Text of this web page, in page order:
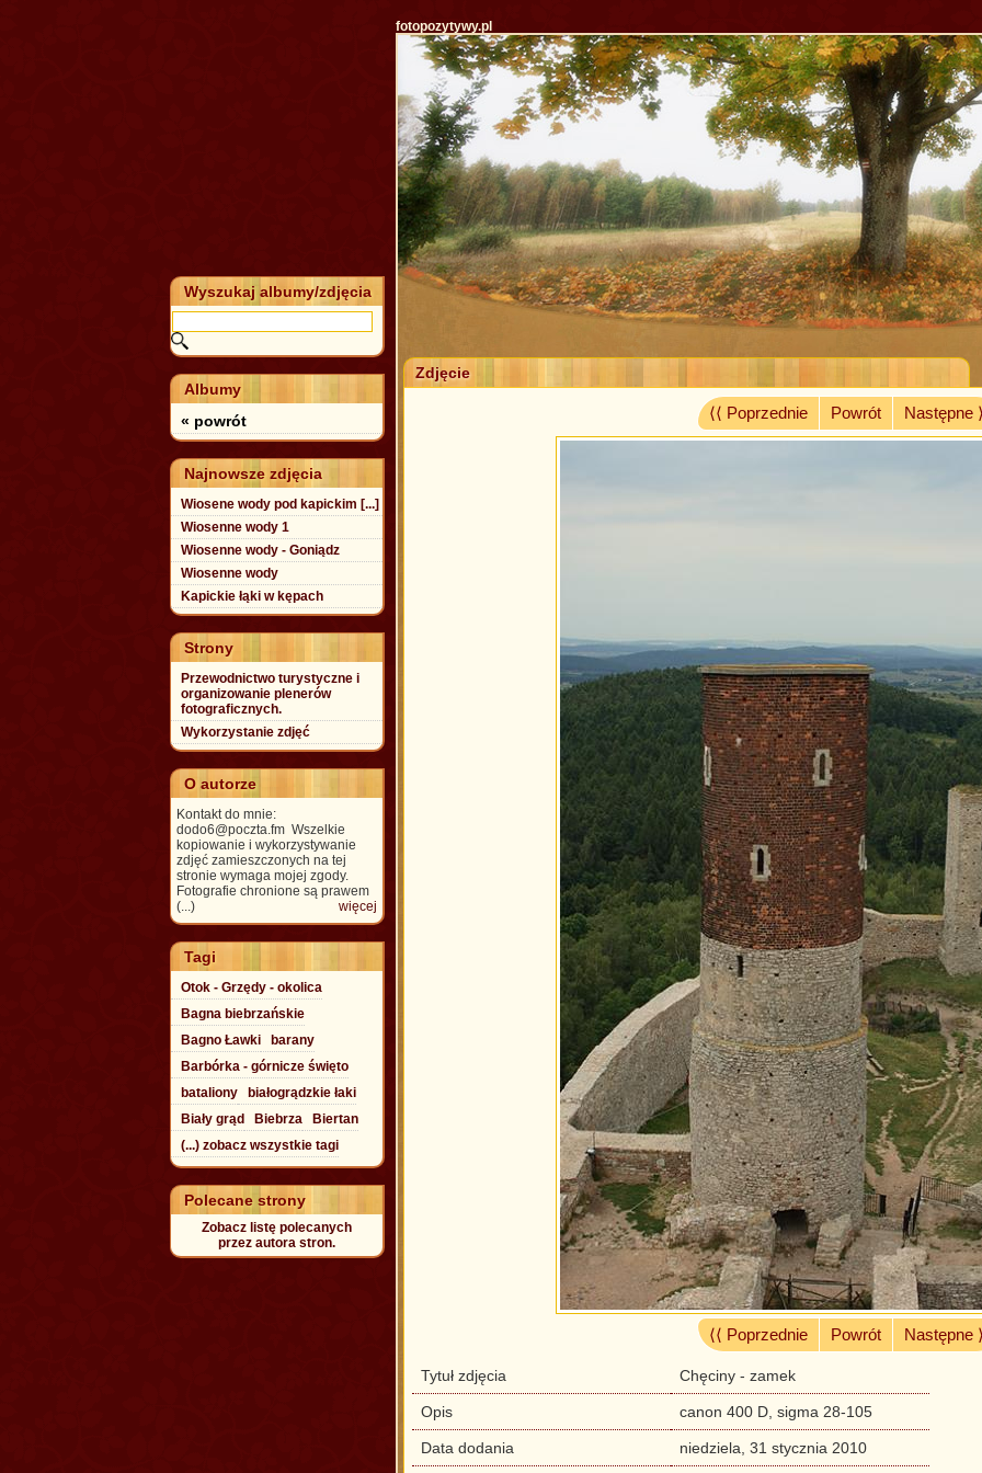
fotopozytywy.pl
Zdjęcie
⟨⟨ Poprzednie Powrót Następne
⟨⟨ Poprzednie Powrót Następne
Tytuł zdjęcia Chęciny - zamek
Opis canon 400 D, sigma 28-105
Data dodania niedziela, 31 stycznia 2010
Wyszukaj albumy/zdjęcia
Albumy
« powrót
Najnowsze zdjęcia
Wiosene wody pod kapickim [...]
Wiosenne wody 1
Wiosenne wody - Goniądz
Wiosenne wody
Kapickie łąki w kępach
Strony
Przewodnictwo turystyczne i
organizowanie plenerów
fotograficznych.
Wykorzystanie zdjęć
O autorze
Kontakt do mnie:
dodo6@poczta.fm Wszelkie
kopiowanie i wykorzystywanie
zdjęć zamieszczonych na tej
stronie wymaga mojej zgody.
Fotografie chronione są prawem
(...)
więcej
Tagi
Otok - Grzędy - okolica
Bagna biebrzańskie
Bagno Ławki
barany
Barbórka - górnicze święto
bataliony
białogrądzkie łaki
Biały grąd
Biebrza
Biertan
(...) zobacz wszystkie tagi
Polecane strony
Zobacz listę polecanych
przez autora stron.